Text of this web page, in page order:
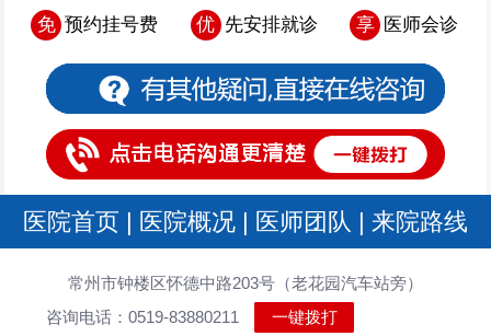
免 预约挂号费 优 先安排就诊 享 医师会诊
医院首页 | 医院概况 | 医师团队 | 来院路线
常州市钟楼区怀德中路203号（老花园汽车站旁）
咨询电话：0519-83880211
一键拨打